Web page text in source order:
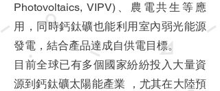
Photovoltaics, VIPV)、農電共生等應
用，同時鈣鈦礦也能利用室內弱光能源
發電，結合產品達成自供電目標。
目前全球已有多個國家紛紛投入大量資
源到鈣鈦礦太陽能產業 ，尤其在大陸預